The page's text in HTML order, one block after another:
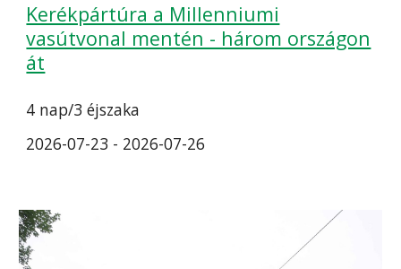
Kerékpártúra a Millenniumi
vasútvonal mentén - három országon
át
4 nap/3 éjszaka
2026-07-23 - 2026-07-26